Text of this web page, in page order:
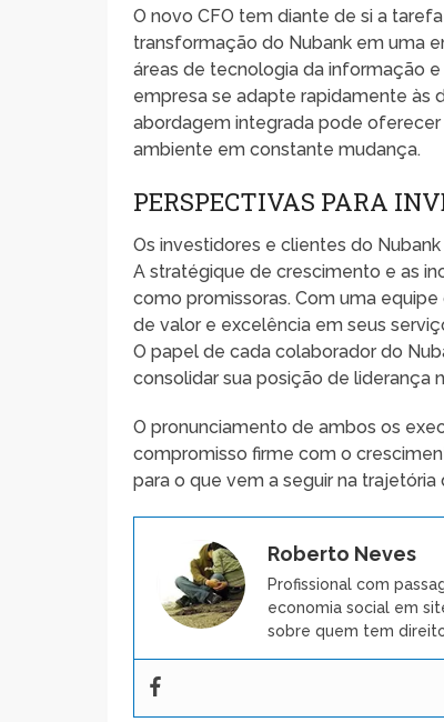
O novo CFO tem diante de si a
transformação do Nubank em uma
áreas de tecnologia da informação
empresa se adapte rapidamente às
abordagem integrada pode
ambiente em constante mudança.
PERSPECTIVAS PARA
Os investidores e clientes do
A stratégique de crescimento e as
como promissoras. Com uma
de valor e excelência em seus
O papel de cada colaborador do
consolidar sua posição de liderança
O pronunciamento de ambos os
compromisso firme com o
para o que vem a seguir na trajetória
Roberto Neves
Profissional com
economia social em
sobre quem tem